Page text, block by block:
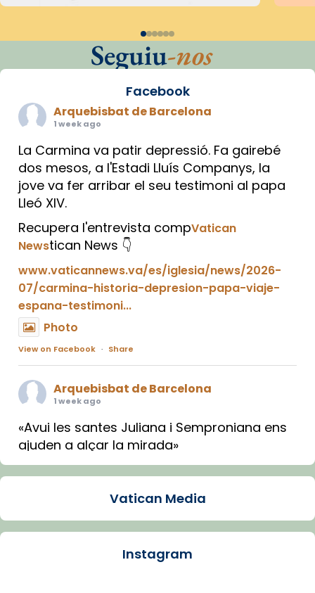
Seguiu-nos
Facebook
Arquebisbat de Barcelona
1 week ago
La Carmina va patir depressió. Fa gairebé
dos mesos, a l'Estadi Lluís Companys, la
jove va fer arribar el seu testimoni al papa
Lleó XIV.
Recupera l'entrevista compVatican
Newstican News 👇
www.vaticannews.va/es/iglesia/news/2026-
07/carmina-historia-depresion-papa-viaje-
espana-testimoni...
Photo
View on Facebook · Share
Arquebisbat de Barcelona
1 week ago
«Avui les santes Juliana i Semproniana ens
ajuden a alçar la mirada»
Mons. Sergi Gordo, bisbe de Tortosa, ha
Santes de Mataró.
🔗tinyurl.com/cvu5jmbk
Vatican Media
Instagram